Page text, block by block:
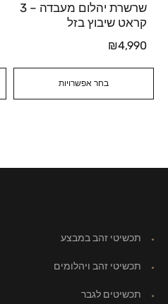
בחר אפשרויות
שרשרת יהלום מעבדה – 3
קראט שיבוץ בזל
₪4,990
תכשיטי זהב במבצע
תכשיטי זהב ויהלומים
תכשיטים לגבר